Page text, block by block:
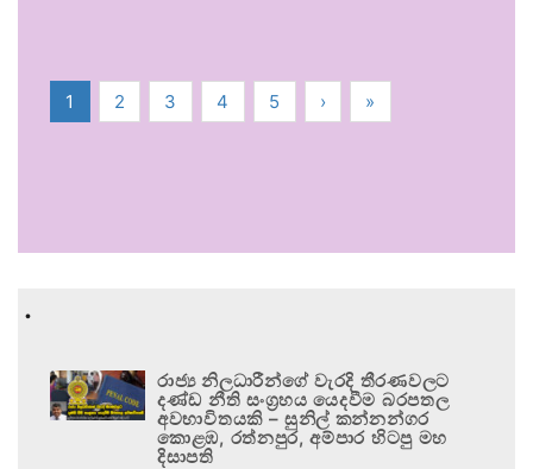
1 2 3 4 5 › »
.
රාජ්‍ය නිලධාරීන්ගේ වැරදි තීරණවලට
දණ්ඩ නීති සංග්‍රහය යෙදවීම බරපතල
අවභාවිතයකි – සුනිල් කන්නන්ගර
කොළඹ, රත්නපුර, අම්පාර හිටපු මහ
දිසාපති